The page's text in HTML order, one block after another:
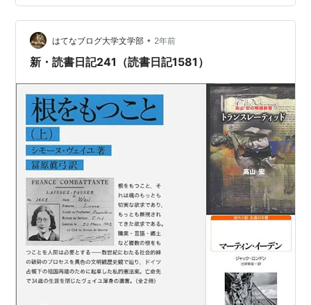
―――――――――――――――――――― ■株式会社
岩波書店 公式HP：https://www.iwanami.co.jp/ 公式
X（旧 Twitter）：https://twitter.com…
はてなブログ大学文学部 • 2年前
新・読書日記241（読書日記1581）